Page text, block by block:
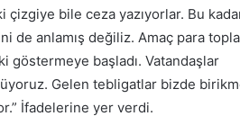
bile ceza yazıyorlar. Bu
de anlamış değiliz. Amaç para
göstermeye başladı. Vatandaşlar
Gelen tebligatlar bizde
İfadelerine yer verdi.